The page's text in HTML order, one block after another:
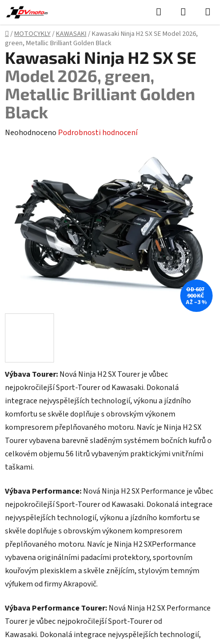
Přejít
na
obsah
Hledat
KOŠÍK
Domů
/MOTOCYKLY/KAWASAKI/Kawasaki Ninja H2 SX SEModel 2026,
green, Metallic Brilliant Golden Black
Výbava Tourer:Nová Ninja H2 SX Tourer je vůbec
nejpokročilejší Sport-Tourer od Kawasaki. Dokonalá
integrace nejvyspělejších technologií, výkonu a jízdního
komfortu se skvěle doplňuje s obrovským výkonem
kompresorem přeplňovaného motoru. Navíc je Ninja H2 SX
Tourer vybavena barevně sladěným systémem bočních kufrů o
celkovém objemu 56 litrů vybaveným praktickými vnitřními
taškami.
Výbava Performance:Nová Ninja H2 SX Performance je vůbec
nejpokročilejší Sport-Tourer od Kawasaki. Dokonalá integrace
nejvyspělejších technologií, výkonu a jízdního komfortu se
skvěle doplňuje s obrovským výkonem kompresorem
přeplňovaného motoru. Navíc je Ninja H2 SXPerformance
vybavena originálními padacími protektory, sportovním
kouřovým plexisklem a skvěle znějícím, stylovým temným
výfukem od firmy Akrapovič.
Výbava Performance Tourer:Nová Ninja H2 SX Performance
Tourer je vůbec nejpokročilejší Sport-Tourer od
Kawasaki. Dokonalá integrace nejvyspělejších technologií,
Kawasaki Ninja H2 SX SE
Model 2026, green,
Metallic Brilliant Golden
Black
Průměrné
hvězdiček.
Neohodnoceno Podrobnosti hodnocení
OD 607
900 KČ
AŽ –3 %